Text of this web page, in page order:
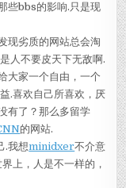
些bbs的影响.只是现
现劣质的网站总会淘
人不要皮天下无敌啊.
大家一个自由，一个
.喜欢自己所喜欢，厌
有了？那么多留学
的网站.
.我想minidxer不介意
上，人是不一样的，